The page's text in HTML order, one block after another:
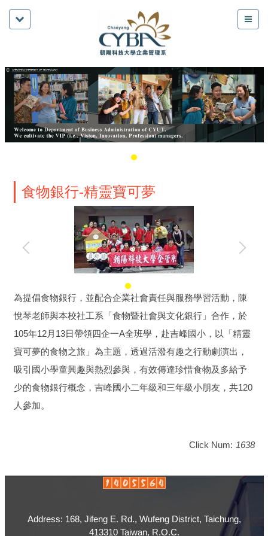
食物銀行-精靈寶可夢
為提倡食物銀行，並配合企業社會責任與服務學習活動，陳
悅琴老師與本校社工系「食物暨社會與文化銀行」合作，於
105年12月13日帶領四企一A全班學，赴吉峰國小，以「精靈
寶可夢的食物之旅」為主題，透過活潑有趣之行動劇演出，
吸引國小學童興趣與熱烈參與，有效傳達珍惜食物及多給予
少的食物銀行概念，吉峰國小二年級和三年級小朋友，共120
人參加。
Click Num: 1638
Address: 168, Jifeng E. Rd., Wufeng District, Taichung,
413310 Taiwan, R.O.C.